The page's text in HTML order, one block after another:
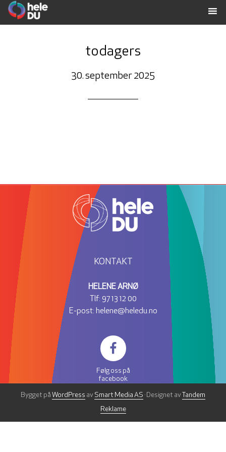
todagers
30. september 2025
KONTAKT
HELENE ARNØ
Tlf: 97 13 12 00
E-post: helene@heledu.no
Følg oss på
facebook
Bygget på WordPress av Smart Media AS · Designet avTandem
Reklame